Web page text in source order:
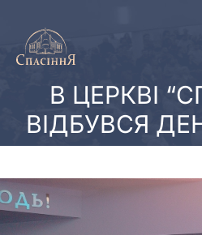
В ЦЕРКВІ
ВІДБУВСЯ